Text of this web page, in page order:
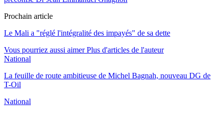
Prochain article
Le Mali a "réglé l'intégralité des impayés" de sa dette
Vous pourriez aussi aimer Plus d'articles de l'auteur
National
La feuille de route ambitieuse de Michel Bagnah, nouveau DG de
T-Oil
National